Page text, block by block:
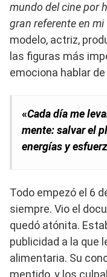
mundo del cine por
gran referente en mi
modelo, actriz,
las figuras más
emociona hablar
«Cada día me
mente: salvar el
energías y
Todo empezó el 6
siempre. Vio el
quedó atónita.
publicidad a la que
alimentaria. Su
mentido, y los